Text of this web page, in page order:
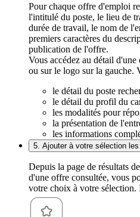
Pour chaque offre d'emploi
l'intitulé du poste, le lieu de
durée de travail, le nom de
premiers caractères du
publication de l'offre.
Vous accédez au détail
ou sur le logo sur la gauche.
le détail du poste
le détail du profil du
les modalités pour
la présentation de
les informations
5. Ajouter à votre sélection
Depuis la page de résultats
d'une offre consultée, vous
votre choix à votre